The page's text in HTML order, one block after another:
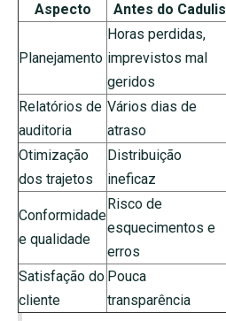
Aspecto Antes do Cadulis
Planejamento
Horas perdidas,
imprevistos mal
geridos
Relatórios de
auditoria
Vários dias de
atraso
Otimização
dos trajetos
Distribuição
ineficaz
Conformidade
e qualidade
Risco de
esquecimentos e
erros
Satisfação do
cliente
Pouca
transparência